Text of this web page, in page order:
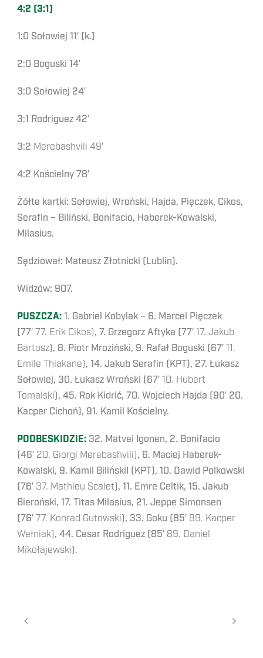
4:2 (3:1)
1:0 Sołowiej 11′ (k.)
2:0 Boguski 14′
3:0 Sołowiej 24′
3:1 Rodriguez 42′
3:2 Merebashvili 49′
4:2 Kościelny 78′
Żółte kartki: Sołowiej, Wroński, Hajda, Pięczek, Cikos,
Serafin – Biliński, Bonifacio, Haberek-Kowalski,
Milasius.
Sędziował: Mateusz Złotnicki (Lublin).
Widzów: 907.
PUSZCZA: 1. Gabriel Kobylak – 6. Marcel Pięczek
(77′ 77. Erik Cikos), 7. Grzegorz Aftyka (77′ 17. Jakub
Bartosz), 8. Piotr Mroziński, 9. Rafał Boguski (67′ 11.
Emile Thiakane), 14. Jakub Serafin (KPT), 27. Łukasz
Sołowiej, 30. Łukasz Wroński (67′ 10. Hubert
Tomalski), 45. Rok Kidrić, 70. Wojciech Hajda (90′ 20.
Kacper Cichoń), 91. Kamil Kościelny.
PODBESKIDZIE: 32. Matvei Igonen, 2. Bonifacio
(46′ 20. Giorgi Merebashvili), 6. Maciej Haberek-
Kowalski, 9. Kamil BilińskiI (KPT), 10. Dawid Polkowski
(76′ 37. Mathieu Scalet), 11. Emre Celtik, 15. Jakub
Bieroński, 17. Titas Milasius, 21. Jeppe Simonsen
(76′ 77. Konrad Gutowski), 33. Goku (85′ 99. Kacper
Wełniak), 44. Cesar Rodriguez (85′ 89. Daniel
Mikołajewski).